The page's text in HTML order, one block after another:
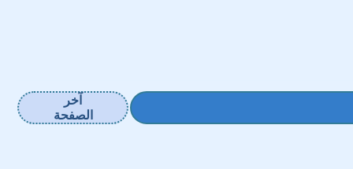
آخر
الصفحة